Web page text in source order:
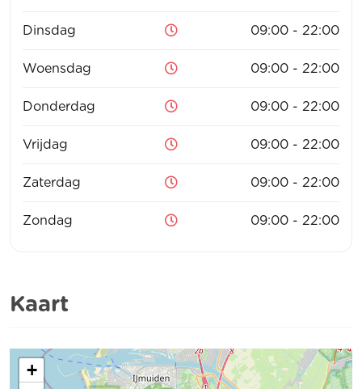
Dinsdag 09:00 - 22:00
Woensdag 09:00 - 22:00
Donderdag 09:00 - 22:00
Vrijdag 09:00 - 22:00
Zaterdag 09:00 - 22:00
Zondag 09:00 - 22:00
Kaart
+